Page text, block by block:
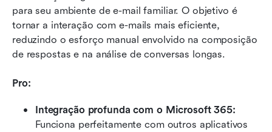
para seu ambiente de e-mail familiar. O objetivo é
tornar a interação com e-mails mais eficiente,
reduzindo o esforço manual envolvido na composição
de respostas e na análise de conversas longas.
Pro:
Funciona perfeitamente com outros aplicativos